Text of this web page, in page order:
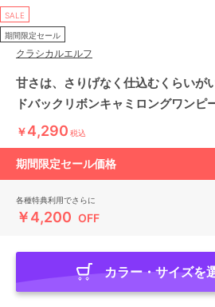
SALE
期間限定セール
クラシカルエルフ
甘さは、さりげなく仕込むくらいが
ドバックリボンキャミロングワンピ
￥4,290 税込
期間限定セール価格
各種特典利用でさらに
￥4,200 OFF
カラー・サイズを